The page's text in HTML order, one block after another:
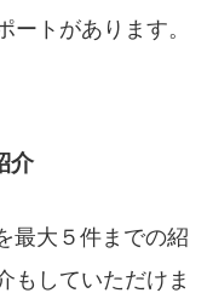
ートがあります。
介
最大５件までの紹
もしていただけま